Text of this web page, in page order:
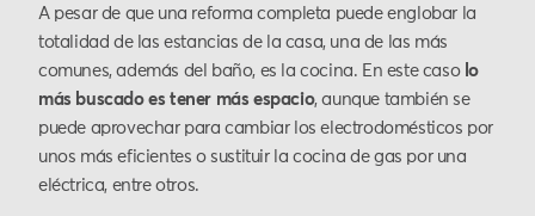
A pesar de que una reforma completa puede englobar la
totalidad de las estancias de la casa, una de las más
comunes, además del baño, es la cocina. En este caso lo
más buscado es tener más espacio, aunque también se
puede aprovechar para cambiar los electrodomésticos por
unos más eficientes o sustituir la cocina de gas por una
eléctrica, entre otros.